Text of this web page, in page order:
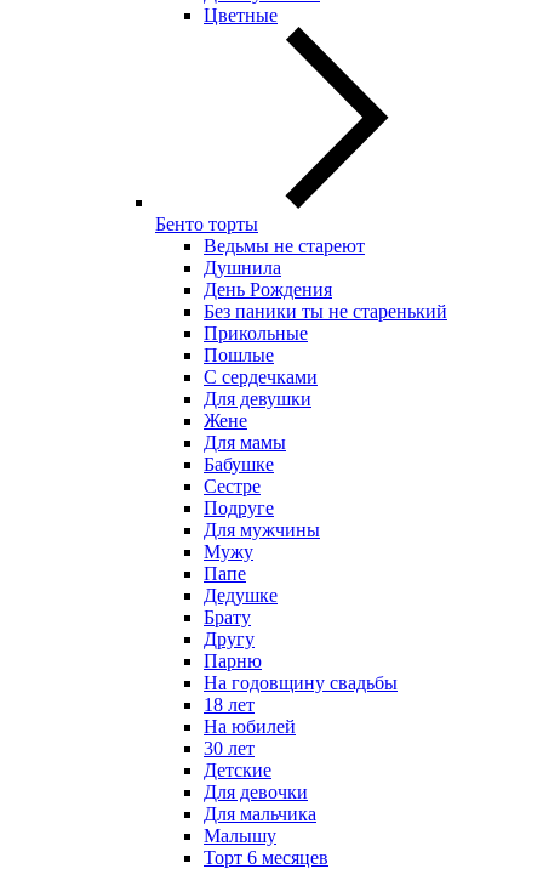
Цветные
Бенто торты
Ведьмы не стареют
Душнила
День Рождения
Без паники ты не старенький
Прикольные
Пошлые
С сердечками
Для девушки
Жене
Для мамы
Бабушке
Сестре
Подруге
Для мужчины
Мужу
Папе
Дедушке
Брату
Другу
Парню
На годовщину свадьбы
18 лет
На юбилей
30 лет
Детские
Для девочки
Для мальчика
Малышу
Торт 6 месяцев